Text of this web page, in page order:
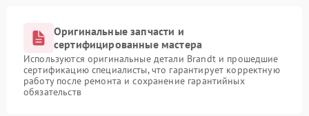
Оригинальные запчасти и
сертифицированные мастера
Используются оригинальные детали Brandt и прошедшие
сертификацию специалисты, что гарантирует корректную
работу после ремонта и сохранение гарантийных
обязательств